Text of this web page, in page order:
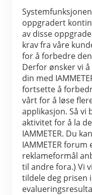
Solar PV
PV-
butikk
Ressurser
Hurtigstart
Dokument
FAQ
Nyheter
Blogger
Samfunnet
Utvikler
Utforske
Ta kontakt
Om oss
oppgradert
av disse
krav fra våre
for å forbedre
Derfor ønsker vi
din med
fortsette å
vårt for å løse
applikasjon. Så vi
aktivitet for å la
IAMMETER. Du
IAMMETER
reklameformål
til andre fora.) Vi
tildele deg prisen